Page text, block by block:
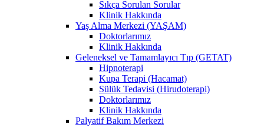
Sıkça Sorulan Sorular
Klinik Hakkında
Yaş Alma Merkezi (YAŞAM)
Doktorlarımız
Klinik Hakkında
Geleneksel ve Tamamlayıcı Tıp (GETAT)
Hipnoterapi
Kupa Terapi (Hacamat)
Sülük Tedavisi (Hirudoterapi)
Doktorlarımız
Klinik Hakkında
Palyatif Bakım Merkezi